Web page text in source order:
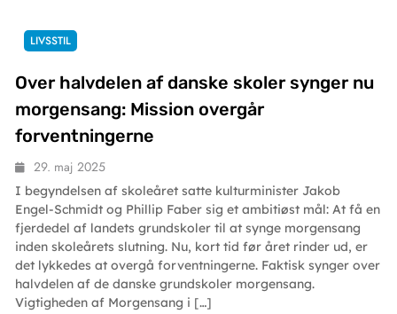
LIVSSTIL
Over halvdelen af danske skoler synger nu
morgensang: Mission overgår
forventningerne
29. maj 2025
I begyndelsen af skoleåret satte kulturminister Jakob
Engel-Schmidt og Phillip Faber sig et ambitiøst mål: At få en
fjerdedel af landets grundskoler til at synge morgensang
inden skoleårets slutning. Nu, kort tid før året rinder ud, er
det lykkedes at overgå forventningerne. Faktisk synger over
halvdelen af de danske grundskoler morgensang.
Vigtigheden af Morgensang i […]